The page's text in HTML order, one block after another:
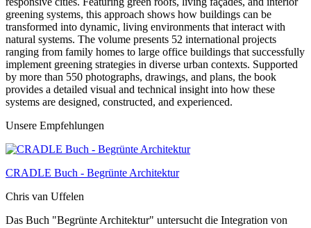
greening systems, this approach shows how buildings can be
transformed into dynamic, living environments that interact with
natural systems. The volume presents 52 international projects
ranging from family homes to large office buildings that successfully
implement greening strategies in diverse urban contexts. Supported
by more than 550 photographs, drawings, and plans, the book
provides a detailed visual and technical insight into how these
systems are designed, constructed, and experienced.
Unsere Empfehlungen
CRADLE Buch - Begrünte Architektur
Chris van Uffelen
Das Buch "Begrünte Architektur" untersucht die Integration von